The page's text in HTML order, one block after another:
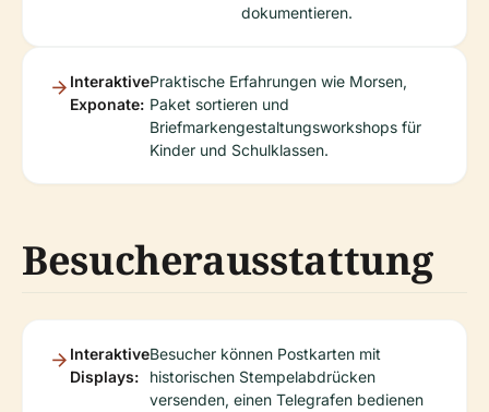
dokumentieren.
Interaktive
Exponate:
Praktische Erfahrungen wie Morsen,
Paket sortieren und
Briefmarkengestaltungsworkshops für
Kinder und Schulklassen.
Besucherausstattung
Interaktive
Displays:
Besucher können Postkarten mit
historischen Stempelabdrücken
versenden, einen Telegrafen bedienen